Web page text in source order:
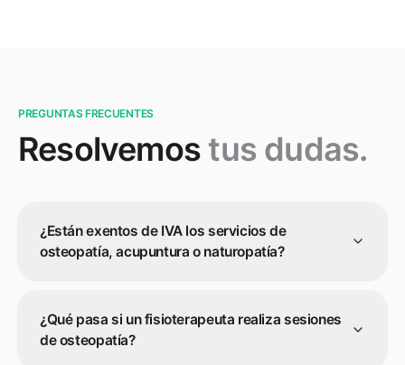
PREGUNTAS FRECUENTES
Resolvemos tus dudas.
¿Están exentos de IVA los servicios de
osteopatía, acupuntura o naturopatía?
¿Qué pasa si un fisioterapeuta realiza sesiones
de osteopatía?